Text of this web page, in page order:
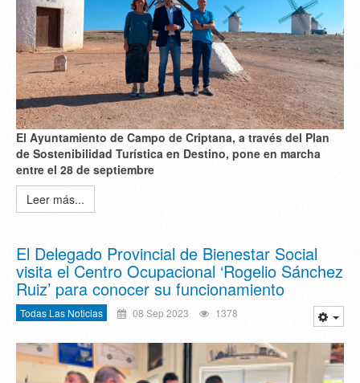
El Ayuntamiento de Campo de Criptana, a través del Plan
de Sostenibilidad Turística en Destino, pone en marcha
entre el 28 de septiembre
Leer más...
El Delegado Provincial de Bienestar Social
visita el Centro Ocupacional ‘Rogelio Sánchez
Ruiz’ para conocer su funcionamiento
Todas Las Noticias 08 Sep 2023 1378